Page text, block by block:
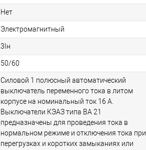
Нет
Электромагнитный
3Iн
50/60
Силовой 1 полюсный автоматический
выключатель переменного тока в литом
корпусе на номинальный ток 16 А.
Выключатели КЭАЗ типа ВА 21
предназначены для проведения тока в
нормальном режиме и отключения тока при
перегрузках и коротких замыканиях или